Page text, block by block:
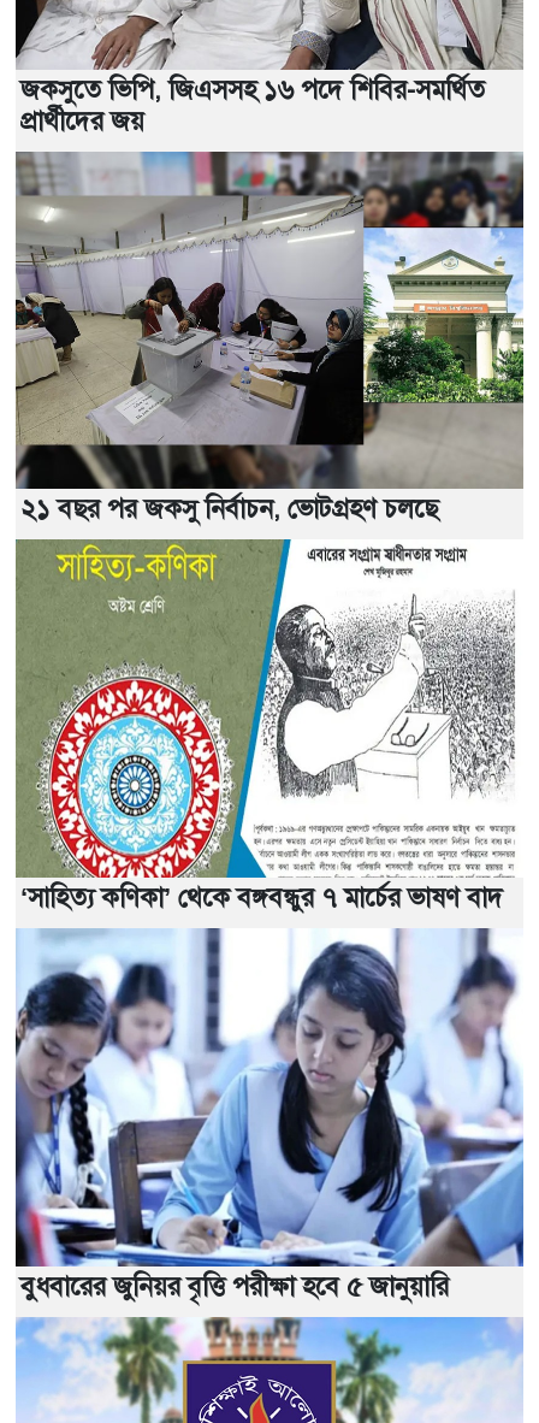
জকসুতে ভিপি, জিএসসহ ১৬ পদে শিবির-সমর্থিত
প্রার্থীদের জয়
২১ বছর পর জকসু নির্বাচন, ভোটগ্রহণ চলছে
‘সাহিত্য কণিকা’ থেকে বঙ্গবন্ধুর ৭ মার্চের ভাষণ বাদ
বুধবারের জুনিয়র বৃত্তি পরীক্ষা হবে ৫ জানুয়ারি